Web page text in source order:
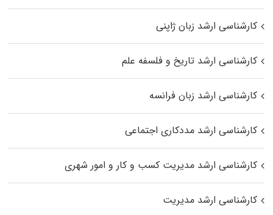
کارشناسی ارشد زبان ژاپنی
کارشناسی ارشد تاریخ و فلسفه علم
کارشناسی ارشد زبان فرانسه
کارشناسی ارشد مددکاری اجتماعی
کارشناسی ارشد مدیریت کسب و کار و امور شهری
کارشناسی ارشد مدیریت